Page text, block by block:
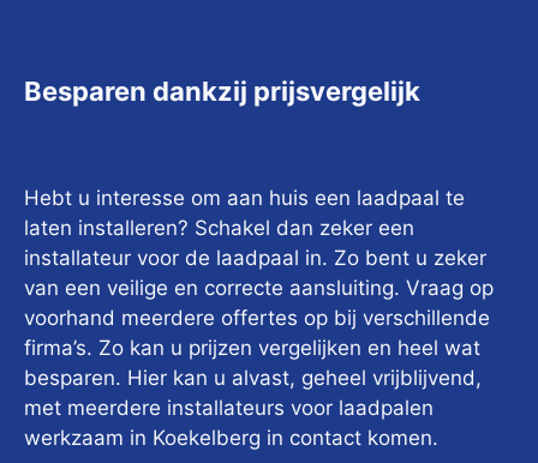
Besparen dankzij prijsvergelijk
Hebt u interesse om aan huis een laadpaal te
laten installeren? Schakel dan zeker een
installateur voor de laadpaal in. Zo bent u zeker
van een veilige en correcte aansluiting. Vraag op
voorhand meerdere offertes op bij verschillende
firma’s. Zo kan u prijzen vergelijken en heel wat
besparen. Hier kan u alvast, geheel vrijblijvend,
met meerdere installateurs voor laadpalen
werkzaam in Koekelberg in contact komen.